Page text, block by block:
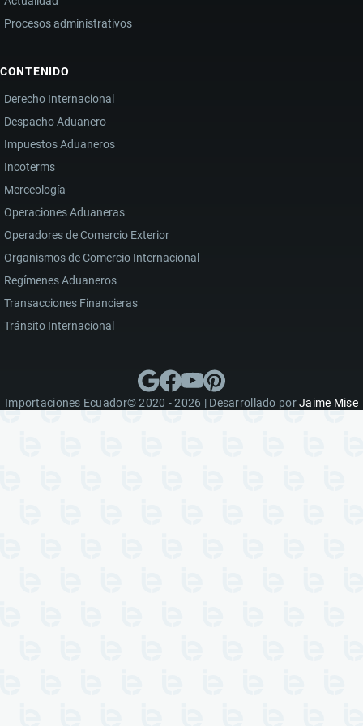
Procesos administrativos
CONTENIDO
Derecho Internacional
Despacho Aduanero
Impuestos Aduaneros
Incoterms
Merceología
Operaciones Aduaneras
Operadores de Comercio Exterior
Organismos de Comercio Internacional
Regímenes Aduaneros
Transacciones Financieras
Tránsito Internacional
Importaciones Ecuador© 2020 - 2026 | Desarrollado porJaime Mise